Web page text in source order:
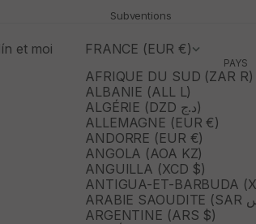
Subventions
FRANCE (EUR €)
PAYS
AFRIQUE DU SUD (ZAR R)
ALBANIE (ALL L)
ALGÉRIE (DZD د.ج)
ALLEMAGNE (EUR €)
ANDORRE (EUR €)
ANGOLA (AOA KZ)
ANGUILLA (XCD $)
ANTIGUA-ET-BARBUDA
ARGENTINE (ARS $)
et moi